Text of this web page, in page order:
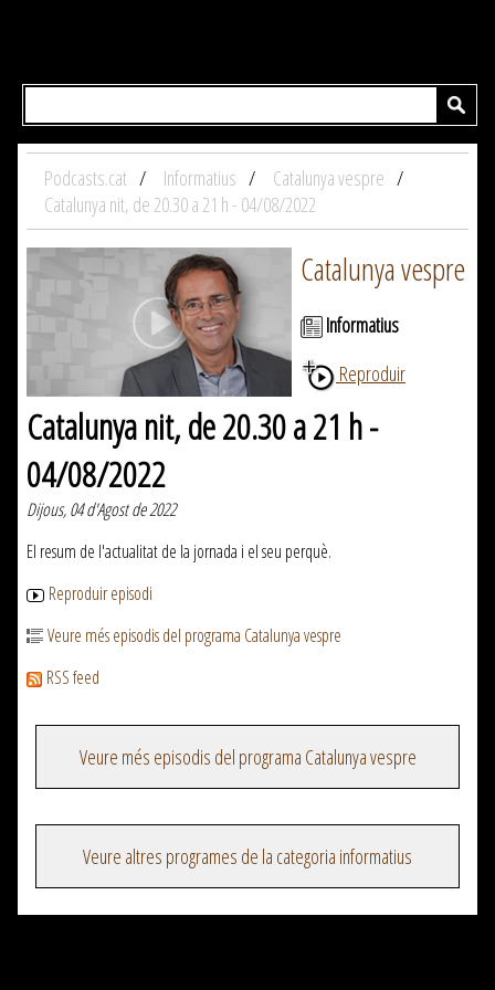
Podcasts.cat Informatius
Catalunya vespre
Catalunya nit, de 20.30 a 21 h - 04/08/2022
Catalunya vespre
Informatius
Reproduir
Catalunya nit, de 20.30 a 21 h -
04/08/2022
Dijous, 04 d'Agost de 2022
El resum de l'actualitat de la jornada i el seu perquè.
Reproduir episodi
Veure més episodis del programa Catalunya vespre
RSS feed
Veure més episodis del programa Catalunya vespre
Veure altres programes de la categoria informatius